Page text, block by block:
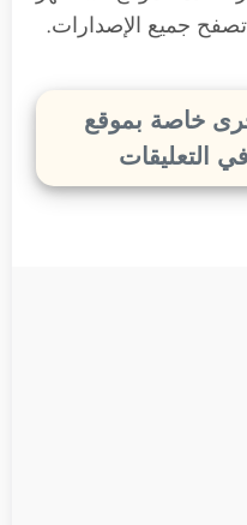
جميع الإصدارات.
خاصة بموقع
التعليقات